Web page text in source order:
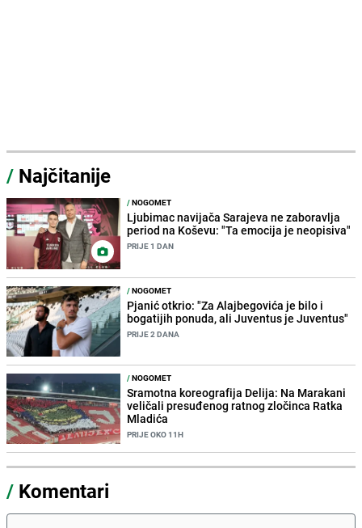
/ Najčitanije
/NOGOMET
Ljubimac navijača Sarajeva ne zaboravlja
period na Koševu: "Ta emocija je neopisiva"
PRIJE 1 DAN
/NOGOMET
Pjanić otkrio: "Za Alajbegovića je bilo i
bogatijih ponuda, ali Juventus je Juventus"
PRIJE 2 DANA
/NOGOMET
Sramotna koreografija Delija: Na Marakani
veličali presuđenog ratnog zločinca Ratka
Mladića
PRIJE OKO 11H
/ Komentari